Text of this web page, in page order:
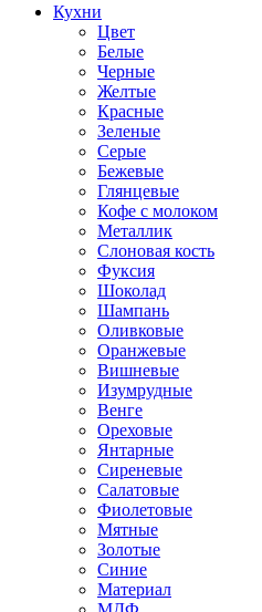
Кухни
Цвет
Белые
Черные
Желтые
Красные
Зеленые
Серые
Бежевые
Глянцевые
Кофе с молоком
Металлик
Слоновая кость
Фуксия
Шоколад
Шампань
Оливковые
Оранжевые
Вишневые
Изумрудные
Венге
Ореховые
Янтарные
Сиреневые
Салатовые
Фиолетовые
Мятные
Золотые
Синие
Материал